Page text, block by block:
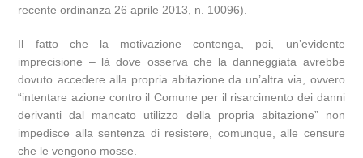
recente ordinanza 26 aprile 2013, n. 10096).
Il fatto che la motivazione contenga, poi, un’evidente
imprecisione – là dove osserva che la danneggiata avrebbe
dovuto accedere alla propria abitazione da un’altra via, ovvero
“intentare azione contro il Comune per il risarcimento dei danni
derivanti dal mancato utilizzo della propria abitazione” non
impedisce alla sentenza di resistere, comunque, alle censure
che le vengono mosse.